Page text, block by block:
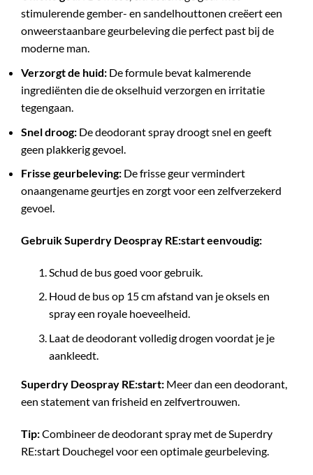
stimulerende gember- en sandelhouttonen creëert een
onweerstaanbare geurbeleving die perfect past bij de
moderne man.
Verzorgt de huid: De formule bevat kalmerende
ingrediënten die de okselhuid verzorgen en irritatie
tegengaan.
Snel droog: De deodorant spray droogt snel en geeft
geen plakkerig gevoel.
Frisse geurbeleving: De frisse geur vermindert
onaangename geurtjes en zorgt voor een zelfverzekerd
gevoel.
Gebruik Superdry Deospray RE:start eenvoudig:
Schud de bus goed voor gebruik.
Houd de bus op 15 cm afstand van je oksels en
spray een royale hoeveelheid.
Laat de deodorant volledig drogen voordat je je
aankleedt.
Superdry Deospray RE:start: Meer dan een deodorant,
een statement van frisheid en zelfvertrouwen.
Tip:Combineer de deodorant spray met de Superdry
RE:start Douchegel voor een optimale geurbeleving.